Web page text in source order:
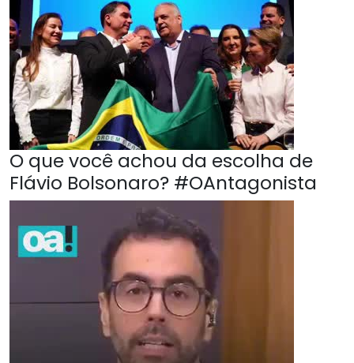
O que você achou da escolha de
Flávio Bolsonaro? #OAntagonista